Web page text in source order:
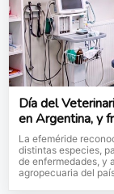
Día del
en Argentina, y
La efeméride
distintas especies,
de enfermedades, y
agropecuaria del